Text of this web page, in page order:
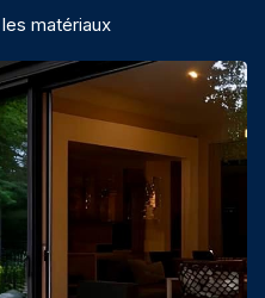
matériaux